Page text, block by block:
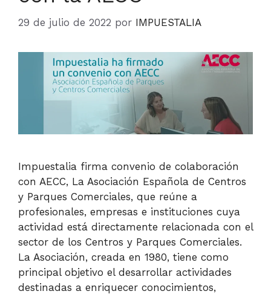
29 de julio de 2022 por IMPUESTALIA
Impuestalia firma convenio de colaboración
con AECC, La Asociación Española de Centros
y Parques Comerciales, que reúne a
profesionales, empresas e instituciones cuya
actividad está directamente relacionada con el
sector de los Centros y Parques Comerciales.
La Asociación, creada en 1980, tiene como
principal objetivo el desarrollar actividades
destinadas a enriquecer conocimientos,